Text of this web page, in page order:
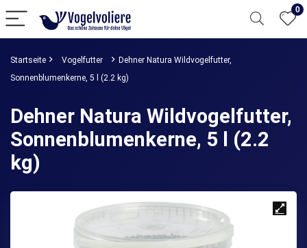
0
Startseite Vogelfutter
Dehner Natura Wildvogelfutter,
Sonnenblumenkerne, 5 l (2.2 kg)
Dehner Natura Wildvogelfutter,
Sonnenblumenkerne, 5 l (2.2
kg)